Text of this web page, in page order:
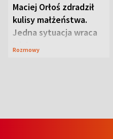
Maciej Orłoś zdradził
kulisy małżeństwa.
Jedna sytuacja wraca
jak bumerang
Rozmowy